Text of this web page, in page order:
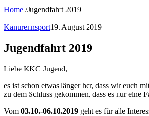
Home /Jugendfahrt 2019
Kanurennsport19. August 2019
Jugendfahrt 2019
Liebe KKC-Jugend,
es ist schon etwas länger her, dass wir euch
zu dem Schluss gekommen, dass es nur eine
Vom 03.10.-06.10.2019 geht es für alle